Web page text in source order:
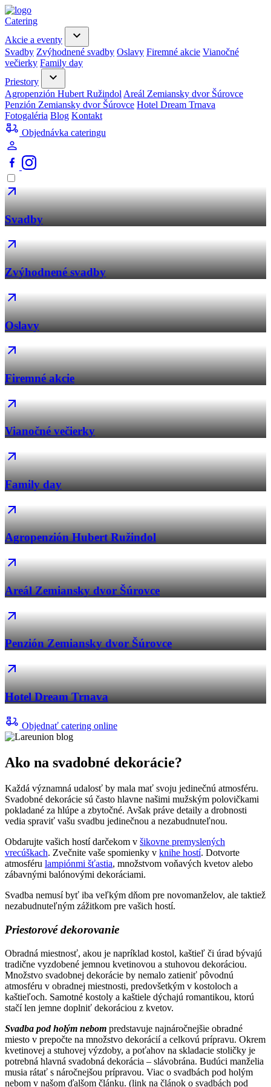
Catering
Akcie a eventy
Svadby Zvýhodnené svadby Oslavy Firemné akcie Vianočné
večierky Family day
Priestory
Agropenzión Hubert Ružindol Areál Zemiansky dvor Šúrovce
Penzión Zemiansky dvor Šúrovce Hotel Dream Trnava
Fotogaléria Blog Kontakt
Objednávka cateringu
Svadby
Zvýhodnené svadby
Oslavy
Firemné akcie
Vianočné večierky
Family day
Agropenzión Hubert Ružindol
Areál Zemiansky dvor Šúrovce
Penzión Zemiansky dvor Šúrovce
Hotel Dream Trnava
Objednať catering online
Ako na svadobné dekorácie?
Každá významná udalosť by mala mať svoju jedinečnú atmosféru.
Svadobné dekorácie sú často hlavne našimi mužským polovičkami
pokladané za hlúpe a zbytočné. Avšak práve detaily a drobnosti
vedia spraviť vašu svadbu jedinečnou a nezabudnuteľnou.
Obdarujte vašich hostí darčekom v šikovne premyslených
vrecúškach. Zvečnite vaše spomienky v knihe hostí. Dotvorte
atmosféru lampiónmi šťastia, množstvom voňavých kvetov alebo
zábavnými balónovými dekoráciami.
Svadba nemusí byť iba veľkým dňom pre novomanželov, ale taktiež
nezabudnuteľným zážitkom pre vašich hostí.
Priestorové dekorovanie
Obradná miestnosť, akou je napríklad kostol, kaštieľ či úrad bývajú
tradične vyzdobené jemnou kvetinovou a stuhovou dekoráciou.
Množstvo svadobnej dekorácie by nemalo zatieniť pôvodnú
atmosféru v obradnej miestnosti, predovšetkým v kostoloch a
kaštieľoch. Samotné kostoly a kaštiele dýchajú romantikou, ktorú
stačí len jemne doplniť dekoráciou z kvetov.
Svadba pod holým nebom predstavuje najnáročnejšie obradné
miesto v prepočte na množstvo dekorácií a celkovú prípravu. Okrem
kvetinovej a stuhovej výzdoby, a poťahov na skladacie stoličky je
potrebná hlavná svadobná dekorácia – slávobrána. Budúci manželia
musia rátať s náročnejšou prípravou. Viac o svadbách pod holým
nebom v našom ďalšom článku. (link na článok o svadbách pod